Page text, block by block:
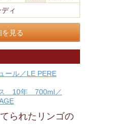
ディ
を見る
ール／LE PERE
ス 10年 700ml／
られたリンゴの